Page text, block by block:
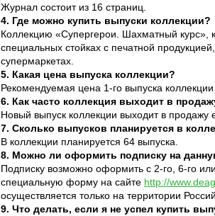
Журнал состоит из 16 страниц.
4. Где можно купить выпуски коллекции?
Коллекцию «Супергерои. Шахматный курс»,
специальных стойках с печатной
супермаркетах.
5. Какая цена выпуска коллекции?
Рекомендуемая цена 1-го выпуска
6. Как часто коллекция выходит в
Новый выпуск коллекции выходит в продажу
7. Сколько выпусков планируется в
В коллекции планируется 64 выпуска.
8. Можно ли оформить подписку на
Подписку возможно оформить с 2-го, 6-го
специальную форму на сайте http://
осуществляется только на территории
9. Что делать, если я не успел купить